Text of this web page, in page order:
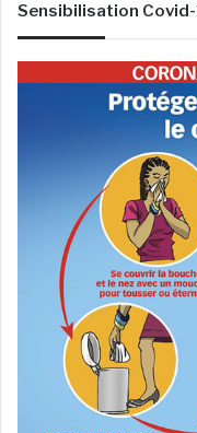
Sensibilisation